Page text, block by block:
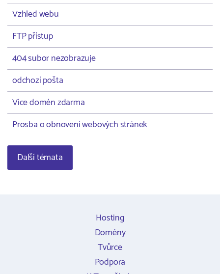
Vzhled webu
FTP přístup
404 subor nezobrazuje
odchozí pošta
Více domén zdarma
Prosba o obnovení webových stránek
Další témata
Hosting
Domény
Tvůrce
Podpora